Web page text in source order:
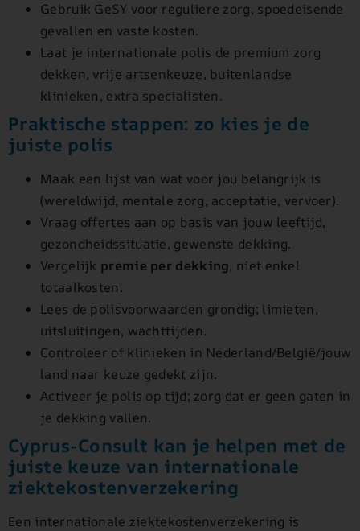
Gebruik GeSY voor reguliere zorg, spoedeisende
gevallen en vaste kosten.
Laat je internationale polis de premium zorg
dekken, vrije artsenkeuze, buitenlandse
klinieken, extra specialisten.
Praktische stappen: zo kies je de
juiste polis
Maak een lijst van wat voor jou belangrijk is
(wereldwijd, mentale zorg, acceptatie, vervoer).
Vraag offertes aan op basis van jouw leeftijd,
gezondheidssituatie, gewenste dekking.
Vergelijk premie per dekking, niet enkel
totaalkosten.
Lees de polisvoorwaarden grondig; limieten,
uitsluitingen, wachttijden.
Controleer of klinieken in Nederland/België/jouw
land naar keuze gedekt zijn.
Activeer je polis op tijd; zorg dat er geen gaten in
je dekking vallen.
Cyprus-Consult kan je helpen met de
juiste keuze van internationale
ziektekostenverzekering
Een internationale ziektekostenverzekering is